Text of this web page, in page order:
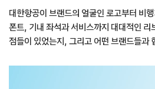
대한항공이 브랜드의 얼굴인 로고부터 비
폰트, 기내 좌석과 서비스까지 대대적인 리
점들이 있었는지, 그리고 어떤 브랜드들과